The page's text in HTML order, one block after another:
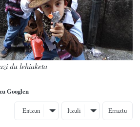
du lehiaketa
Googlen
Entzun Itzuli Erraztu